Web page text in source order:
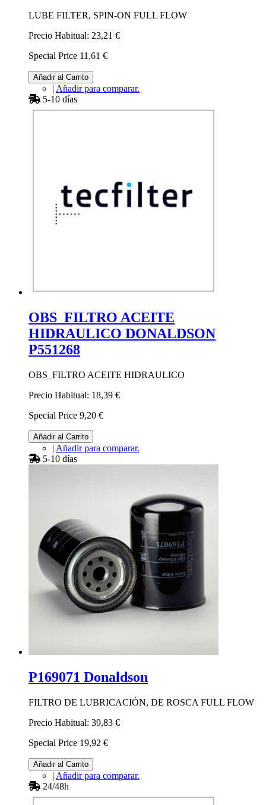
LUBE FILTER, SPIN-ON FULL FLOW
Precio Habitual: 23,21 €
Special Price 11,61 €
Añadir al Carrito
| Añadir para comparar.
5-10 días
OBS_FILTRO ACEITE
HIDRAULICO DONALDSON
P551268
OBS_FILTRO ACEITE HIDRAULICO
Precio Habitual: 18,39 €
Special Price 9,20 €
Añadir al Carrito
| Añadir para comparar.
5-10 días
P169071 Donaldson
FILTRO DE LUBRICACIÓN, DE ROSCA FULL FLOW
Precio Habitual: 39,83 €
Special Price 19,92 €
Añadir al Carrito
| Añadir para comparar.
24/48h